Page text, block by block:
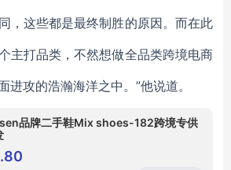
，这些都是最终制胜的原因。而在此
主打品类，不然想做全品类跨境电商
进攻的浩瀚海洋之中。”他说道。
品牌二手鞋Mix shoes-182跨境专供